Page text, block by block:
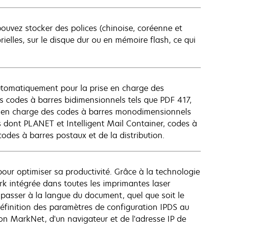
stocker des polices (chinoise, coréenne et
sur le disque dur ou en mémoire flash, ce qui
pour la prise en charge des
à barres bidimensionnels tels que PDF 417,
charge des codes à barres monodimensionnels
PLANET et Intelligent Mail Container, codes à
à barres postaux et de la distribution.
optimiser sa productivité. Grâce à la technologie
intégrée dans toutes les imprimantes laser
à la langue du document, quel que soit le
des paramètres de configuration IPDS au
MarkNet, d'un navigateur et de l'adresse IP de